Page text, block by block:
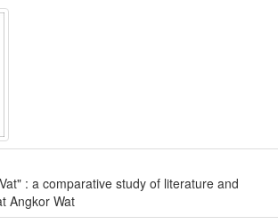
: a comparative study of literature and
Angkor Wat